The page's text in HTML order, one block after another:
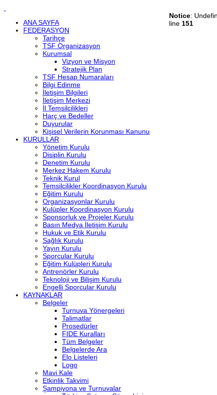
ANA SAYFA
FEDERASYON
Tarihçe
TSF Organizasyon
Kurumsal
Vizyon ve Misyon
Stratejik Plan
TSF Hesap Numaraları
Bilgi Edinme
İletişim Bilgileri
İletişim Merkezi
İl Temsilcilikleri
Harç ve Bedeller
Duyurular
Kişisel Verilerin Korunması Kanunu
KURULLAR
Yönetim Kurulu
Disiplin Kurulu
Denetim Kurulu
Merkez Hakem Kurulu
Teknik Kurul
Temsilcilikler Koordinasyon Kurulu
Eğitim Kurulu
Organizasyonlar Kurulu
Kulüpler Koordinasyon Kurulu
Sponsorluk ve Projeler Kurulu
Basın Medya İletişim Kurulu
Hukuk ve Etik Kurulu
Sağlık Kurulu
Yayın Kurulu
Sporcular Kurulu
Eğitim Kulüpleri Kurulu
Antrenörler Kurulu
Teknoloji ve Bilişim Kurulu
Engelli Sporcular Kurulu
KAYNAKLAR
Belgeler
Turnuva Yönergeleri
Talimatlar
Prosedürler
FIDE Kuralları
Tüm Belgeler
Belgelerde Ara
Elo Listeleri
Logo
Mavi Kale
Etkinlik Takvimi
Şampiyona ve Turnuvalar
Notice:
line 151